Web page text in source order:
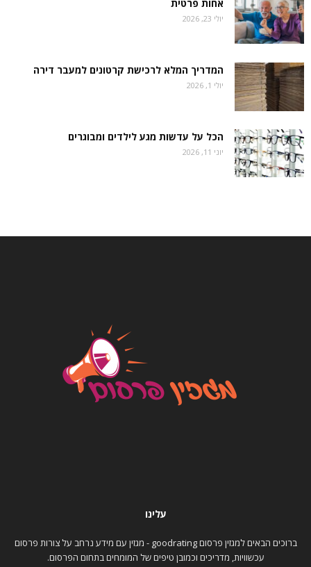
אחות פרטית
יולי 23, 2026
המדריך המלא לרכישת קרטונים למעבר דירה
יולי 1, 2026
הכל על עדשות מגע לילדים ומבוגרים
יוני 11, 2026
עלינו
ברוכים הבאים למגזין פרסום goodrating - מגזין עם מידע נרחב על צורות פרסום
עכשוויות, מדריכים וכמובן טיפים של המומחים בתחום הפרסום.